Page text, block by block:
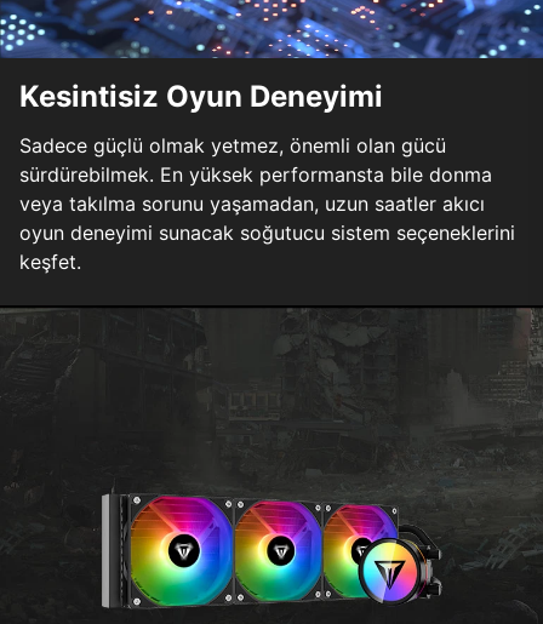
Kesintisiz Oyun Deneyimi
Sadece güçlü olmak yetmez, önemli olan gücü
sürdürebilmek. En yüksek performansta bile donma
veya takılma sorunu yaşamadan, uzun saatler akıcı
oyun deneyimi sunacak soğutucu sistem seçeneklerini
keşfet.